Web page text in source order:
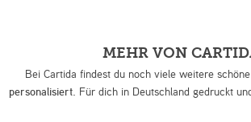
MEHR VON
Bei Cartida findest du noch viele weitere
personalisiert. Für dich in Deutschland gedruckt